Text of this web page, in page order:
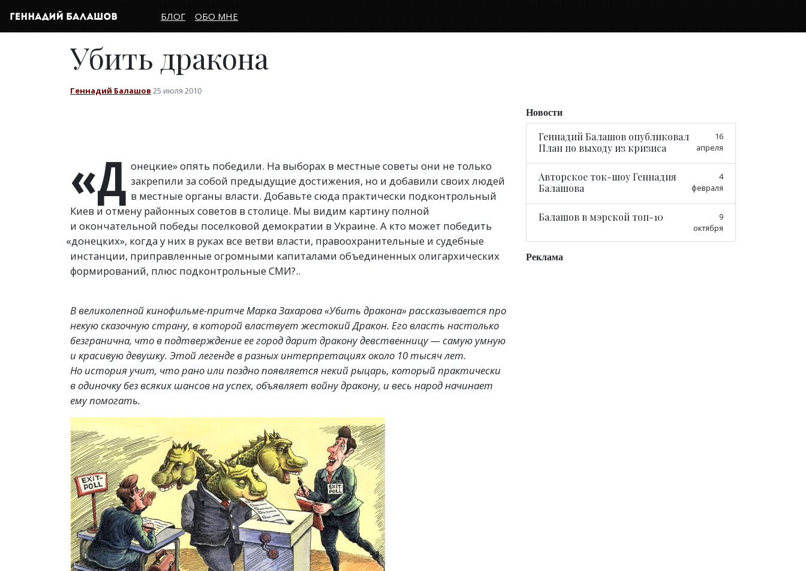
БЛОГ ОБО МНЕ
Убить дракона
Геннадий Балашов 25 июля 2010
«Д онецкие» опять победили. На выборах в местные советы они не только
закрепили за собой предыдущие достижения, но и добавили своих людей
в местные органы власти. Добавьте сюда практически подконтрольный
Киев и отмену районных советов в столице. Мы видим картину полной
и окончательной победы поселковой демократии в Украине. А кто может победить
«донецких», когда у них в руках все ветви власти, правоохранительные и судебные
инстанции, приправленные огромными капиталами объединенных олигархических
формирований, плюс подконтрольные СМИ?..
В великолепной кинофильме-притче Марка Захарова«Убить дракона» рассказывается про
некую сказочную страну, в которой властвует жестокий Дракон. Его власть настолько
безгранична, что в подтверждение ее город дарит дракону девственницу — самую умную
и красивую девушку. Этой легенде в разных интерпретациях около 10 тысяч лет.
Но история учит, что рано или поздно появляется некий рыцарь, который практически
в одиночку без всяких шансов на успех, объявляет войну дракону, и весь народ начинает
ему помогать.
Новости
Геннадий Балашов опубликовал
План по выходу из кризиса
16
апреля
Авторское ток-шоу Геннадия
Балашова
4
февраля
Балашов в мэрской топ-10
9
октября
Реклама